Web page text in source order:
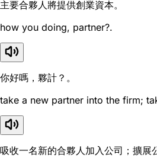
主要合夥人將提供創業資本。
how you doing, partner?.
你好嗎，夥計？。
take a new partner into the firm;
吸收一名新的合夥人加入公司；擴展